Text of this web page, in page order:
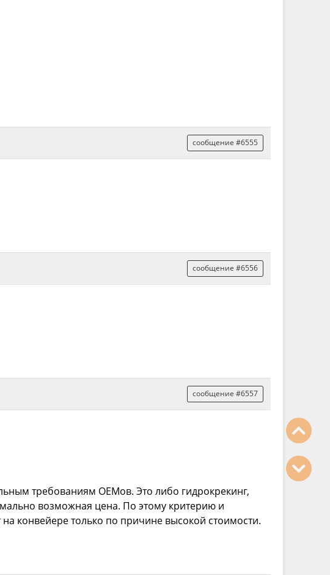
сообщение #6555
сообщение #6556
сообщение #6557
требованиям ОЕМов. Это либо гидрокрекинг,
возможная цена. По этому критерию и
конвейере только по причине высокой стоимости.